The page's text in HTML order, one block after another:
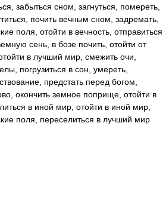
забыться сном, загнуться, помереть,
почить вечным сном, задремать,
поля, отойти в вечность, отправиться
сень, в бозе почить, отойти от
в лучший мир, смежить очи,
погрузиться в сон, умереть,
предстать перед богом,
окончить земное поприще, отойти в
в иной мир, отойти в иной мир,
поля, переселиться в лучший мир